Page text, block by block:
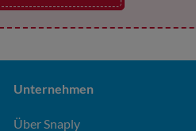
Unternehmen
Über Snaply